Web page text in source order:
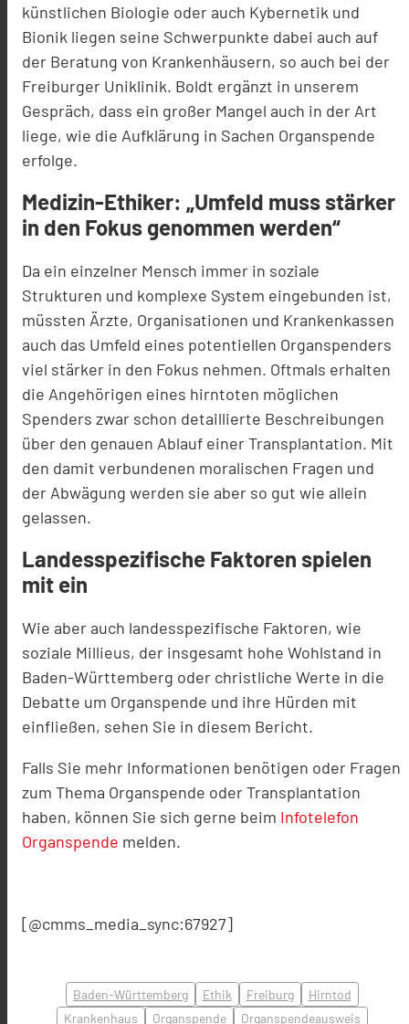
künstlichen Biologie oder auch Kybernetik und
Bionik liegen seine Schwerpunkte dabei auch auf
der Beratung von Krankenhäusern, so auch bei der
Freiburger Uniklinik. Boldt ergänzt in unserem
Gespräch, dass ein großer Mangel auch in der Art
liege, wie die Aufklärung in Sachen Organspende
erfolge.
Medizin-Ethiker: „Umfeld muss stärker
in den Fokus genommen werden“
Da ein einzelner Mensch immer in soziale
Strukturen und komplexe System eingebunden ist,
müssten Ärzte, Organisationen und Krankenkassen
auch das Umfeld eines potentiellen Organspenders
viel stärker in den Fokus nehmen. Oftmals erhalten
die Angehörigen eines hirntoten möglichen
Spenders zwar schon detaillierte Beschreibungen
über den genauen Ablauf einer Transplantation. Mit
den damit verbundenen moralischen Fragen und
der Abwägung werden sie aber so gut wie allein
gelassen.
Landesspezifische Faktoren spielen
mit ein
Wie aber auch landesspezifische Faktoren, wie
soziale Millieus, der insgesamt hohe Wohlstand in
Baden-Württemberg oder christliche Werte in die
Debatte um Organspende und ihre Hürden mit
einfließen, sehen Sie in diesem Bericht.
Falls Sie mehr Informationen benötigen oder Fragen
zum Thema Organspende oder Transplantation
haben, können Sie sich gerne beim Infotelefon
Organspende melden.
[@cmms_media_sync:67927]
Baden-Württemberg Ethik Freiburg
Hirntod
Krankenhaus
Organspende
Organspendeausweis